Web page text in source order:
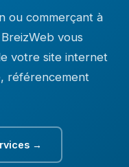
ou commerçant à
vous
votre site internet
référencement
→